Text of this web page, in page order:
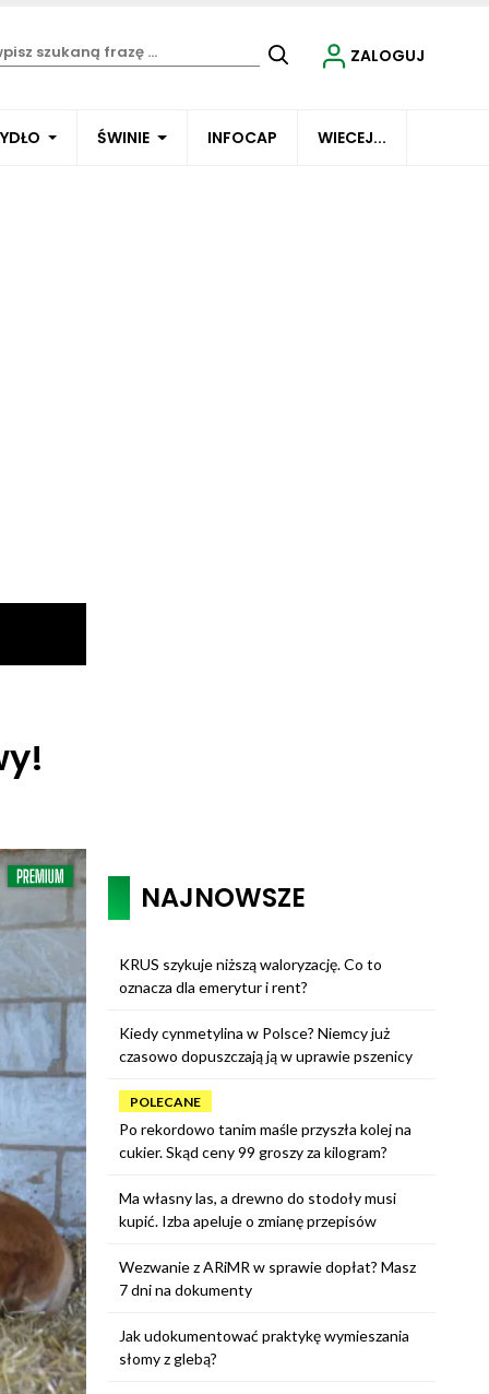
ŚWINIE INFOCAP WIECEJ...
ZALOGUJ
NAJNOWSZE
KRUS szykuje niższą waloryzację. Co to
oznacza dla emerytur i rent?
Kiedy cynmetylina w Polsce? Niemcy już
czasowo dopuszczają ją w uprawie pszenicy
POLECANE
Po rekordowo tanim maśle przyszła kolej na
cukier. Skąd ceny 99 groszy za kilogram?
Ma własny las, a drewno do stodoły musi
kupić. Izba apeluje o zmianę przepisów
Wezwanie z ARiMR w sprawie dopłat? Masz
7 dni na dokumenty
Jak udokumentować praktykę wymieszania
słomy z glebą?